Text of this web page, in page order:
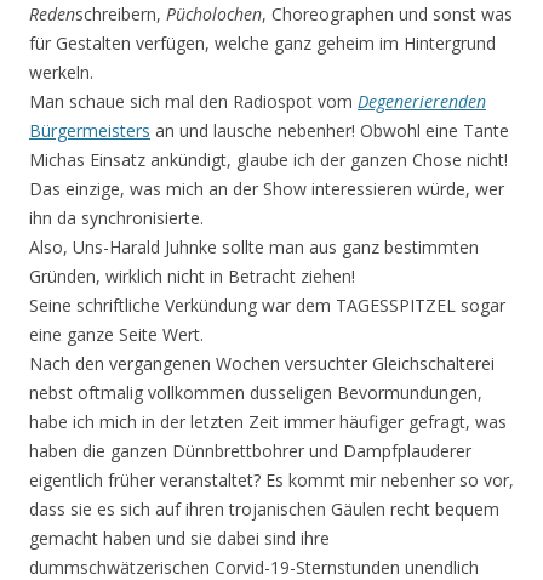
Redenschreibern, Pücholochen, Choreographen und sonst was
für Gestalten verfügen, welche ganz geheim im Hintergrund
werkeln.
Man schaue sich mal den Radiospot vom Degenerierenden
Bürgermeisters an und lausche nebenher! Obwohl eine Tante
Michas Einsatz ankündigt, glaube ich der ganzen Chose nicht!
Das einzige, was mich an der Show interessieren würde, wer
ihn da synchronisierte.
Also, Uns-Harald Juhnke sollte man aus ganz bestimmten
Gründen, wirklich nicht in Betracht ziehen!
Seine schriftliche Verkündung war dem TAGESSPITZEL sogar
eine ganze Seite Wert.
Nach den vergangenen Wochen versuchter Gleichschalterei
nebst oftmalig vollkommen dusseligen Bevormundungen,
habe ich mich in der letzten Zeit immer häufiger gefragt, was
haben die ganzen Dünnbrettbohrer und Dampfplauderer
eigentlich früher veranstaltet? Es kommt mir nebenher so vor,
dass sie es sich auf ihren trojanischen Gäulen recht bequem
gemacht haben und sie dabei sind ihre
dummschwätzerischen Corvid-19-Sternstunden unendlich